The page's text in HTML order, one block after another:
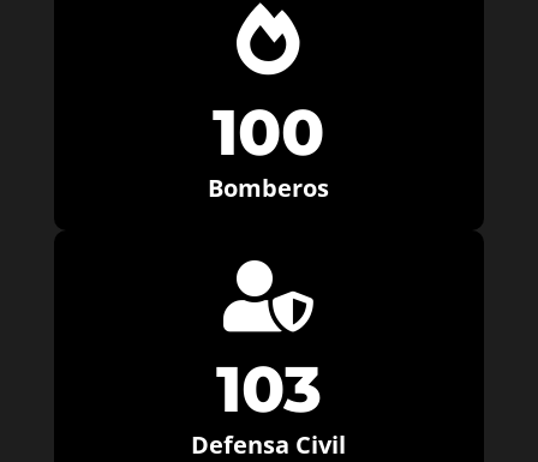

100
Bomberos

103
Defensa Civil